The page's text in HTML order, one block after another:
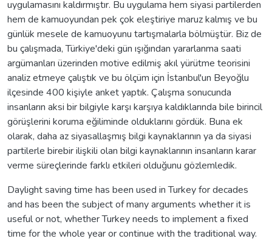
uygulamasını kaldırmıştır. Bu uygulama hem siyasi partilerden
hem de kamuoyundan pek çok eleştiriye maruz kalmış ve bu
günlük mesele de kamuoyunu tartışmalarla bölmüştür. Biz de
bu çalışmada, Türkiye'deki gün ışığından yararlanma saati
argümanları üzerinden motive edilmiş akıl yürütme teorisini
analiz etmeye çalıştık ve bu ölçüm için İstanbul'un Beyoğlu
ilçesinde 400 kişiyle anket yaptık. Çalışma sonucunda
insanların aksi bir bilgiyle karşı karşıya kaldıklarında bile birincil
görüşlerini koruma eğiliminde olduklarını gördük. Buna ek
olarak, daha az siyasallaşmış bilgi kaynaklarının ya da siyasi
partilerle birebir ilişkili olan bilgi kaynaklarının insanların karar
verme süreçlerinde farklı etkileri olduğunu gözlemledik.
Daylight saving time has been used in Turkey for decades
and has been the subject of many arguments whether it is
useful or not, whether Turkey needs to implement a fixed
time for the whole year or continue with the traditional way.